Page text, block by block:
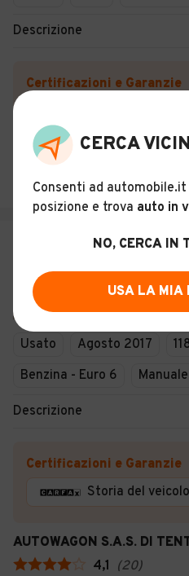
Descrizione
Certificazioni e Garanzie
Vroom Cologno Monzese
Cologno Monzese (MI)
35
€
Usato Agosto 2017
Benzina - Euro 6
Manuale
Descrizione
Certificazioni e Garanzie
Storia del veicolo
AUTOWAGON S.A.S. DI
4,1 (20)
CERCA
Consenti ad
posizione e trova auto in
NO, CERCA IN
USA LA MIA